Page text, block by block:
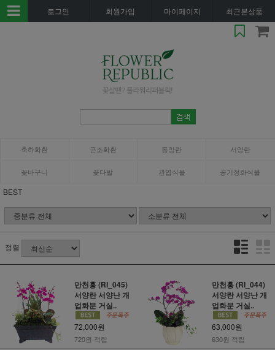
로그인 회원가입 마이페이지 최근본상품
축하화환 근조화환 동양란 서양란
꽃바구니 꽃다발 관엽식물 공기정화식물
BEST
정렬
만천홍 (RI_045)
서양란 서양난 개
업화분 거실..
72,000원
720원 적립
만천홍 (RI_044)
서양란 서양난 개
업화분 거실..
63,000원
630원 적립